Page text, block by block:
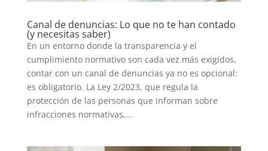
Canal de denuncias: Lo que no te han contado
(y necesitas saber)
En un entorno donde la transparencia y el
cumplimiento normativo son cada vez más exigidos,
contar con un canal de denuncias ya no es opcional:
es obligatorio. La Ley 2/2023, que regula la
protección de las personas que informan sobre
infracciones normativas,...